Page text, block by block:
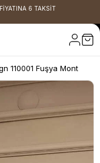
6 TAKSİT
110001 Fuşya Mont